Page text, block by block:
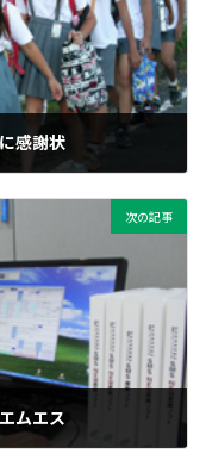
感謝状
次の記事
ムエス